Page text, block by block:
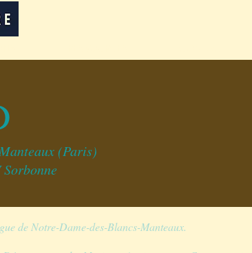
(Paris)
de Notre-Dame-des-Blancs-Manteaux.